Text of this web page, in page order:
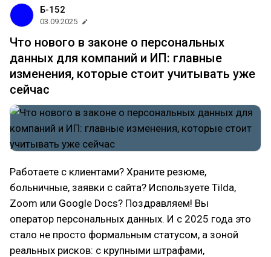
Б-152
03.09.2025
Что нового в законе о персональных
данных для компаний и ИП: главные
изменения, которые стоит учитывать уже
сейчас
Работаете с клиентами? Храните резюме,
больничные, заявки с сайта? Используете Tilda,
Zoom или Google Docs? Поздравляем! Вы
оператор персональных данных. И с 2025 года это
стало не просто формальным статусом, а зоной
реальных рисков: с крупными штрафами,